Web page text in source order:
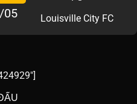
05 Louisville City FC